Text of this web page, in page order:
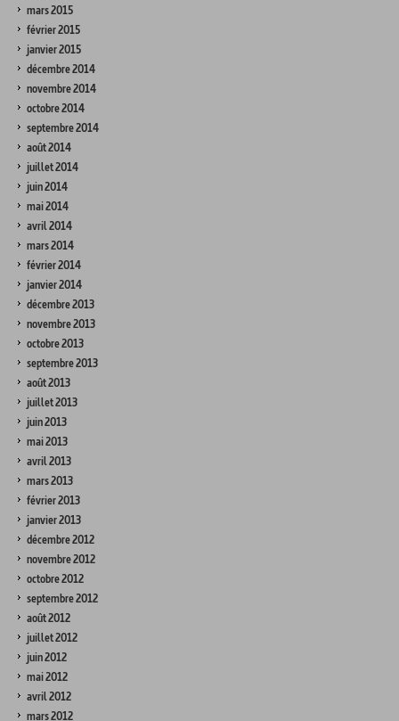
mars 2015
février 2015
janvier 2015
décembre 2014
novembre 2014
octobre 2014
septembre 2014
août 2014
juillet 2014
juin 2014
mai 2014
avril 2014
mars 2014
février 2014
janvier 2014
décembre 2013
novembre 2013
octobre 2013
septembre 2013
août 2013
juillet 2013
juin 2013
mai 2013
avril 2013
mars 2013
février 2013
janvier 2013
décembre 2012
novembre 2012
octobre 2012
septembre 2012
août 2012
juillet 2012
juin 2012
mai 2012
avril 2012
mars 2012